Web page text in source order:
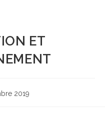
ET
2019